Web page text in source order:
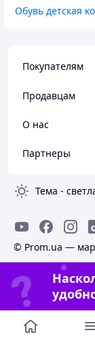
Обувь детская
Покупателям
Продавцам
О нас
Партнеры
Тема -
© Prom.ua —